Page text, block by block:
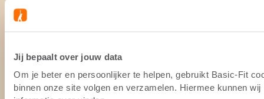
Jij bepaalt over jouw data
Om je beter en persoonlijker te helpen, gebruikt Basic-Fit
binnen onze site volgen en verzamelen. Hiermee kunnen